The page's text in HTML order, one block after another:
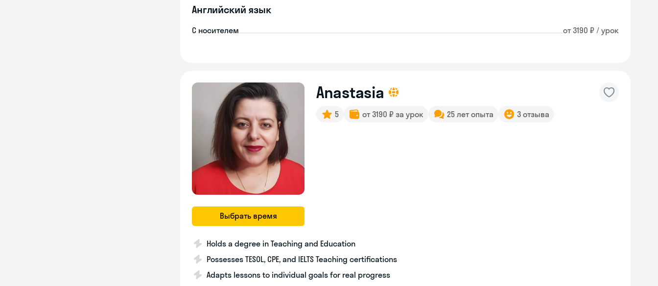
Английский язык
С носителем от 3190 ₽ / урок
Выбрать время
Anastasia
5 от 3190 ₽ за урок 25 лет опыта 3 отзыва
Holds a degree in Teaching and Education
Possesses TESOL, CPE, and IELTS Teaching certifications
Adapts lessons to individual goals for real progress